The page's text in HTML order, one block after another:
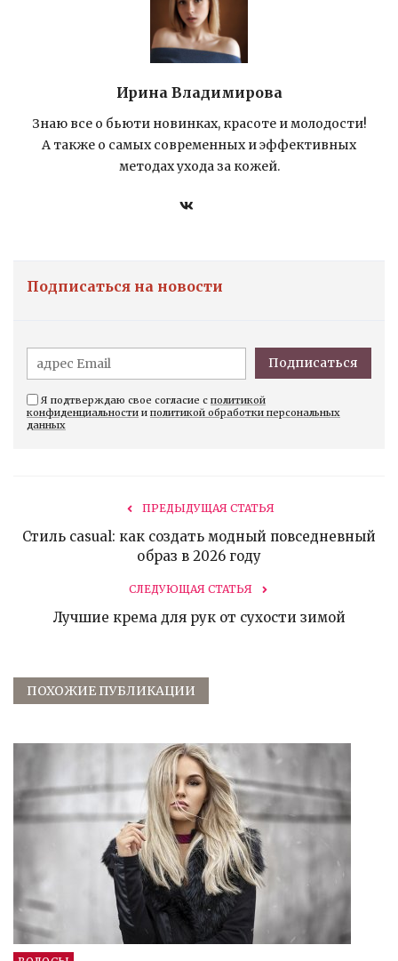
Ирина Владимирова
Знаю все о бьюти новинках, красоте и молодости!
А также о самых современных и эффективных
методах ухода за кожей.
Подписаться на новости
Подписаться
Я подтверждаю свое согласие с политикой
конфиденциальности и политикой обработки персональных
данных
ПРЕДЫДУЩАЯ СТАТЬЯ
Стиль casual: как создать модный повседневный
образ в 2026 году
СЛЕДУЮЩАЯ СТАТЬЯ
Лучшие крема для рук от сухости зимой
ПОХОЖИЕ ПУБЛИКАЦИИ